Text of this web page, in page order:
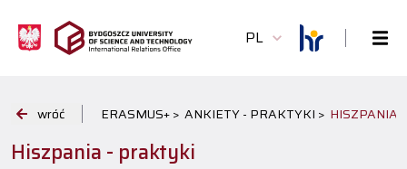
PL
wróć ERASMUS+ > ANKIETY - PRAKTYKI > HISZPANIA
Hiszpania - praktyki